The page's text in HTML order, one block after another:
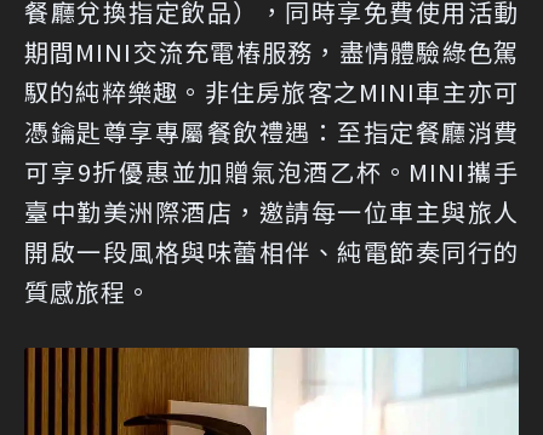
餐廳兌換指定飲品），同時享免費使用活動
期間MINI交流充電樁服務，盡情體驗綠色駕
馭的純粹樂趣。非住房旅客之MINI車主亦可
憑鑰匙尊享專屬餐飲禮遇：至指定餐廳消費
可享9折優惠並加贈氣泡酒乙杯。MINI攜手
臺中勤美洲際酒店，邀請每一位車主與旅人
開啟一段風格與味蕾相伴、純電節奏同行的
質感旅程。